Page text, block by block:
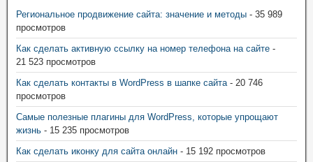
Региональное продвижение сайта: значение и методы - 35 989
просмотров
Как сделать активную ссылку на номер телефона на сайте -
21 523 просмотров
Как сделать контакты в WordPress в шапке сайта- 20 746
просмотров
Самые полезные плагины для WordPress, которые упрощают
жизнь - 15 235 просмотров
Как сделать иконку для сайта онлайн - 15 192 просмотров